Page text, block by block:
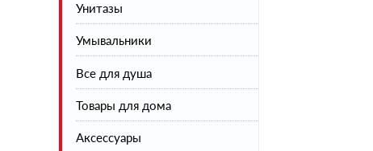
Унитазы
Напольные
Подвесные
Инсталляции
Умывальники
Все для душа
Душевая коллекция
Шторы на ванну
Товары для дома
Сушилки для белья
Аксессуары